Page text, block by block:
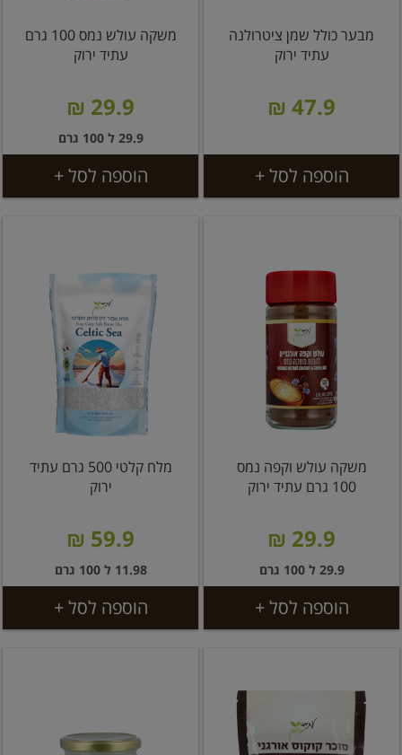
מבער כולל שמן ציטרולנה
עתיד ירוק
47.9 ₪
הוספה לסל +
משקה עולש נמס 100 גרם
עתיד ירוק
29.9 ₪
29.9 ל 100 גרם
הוספה לסל +
משקה עולש וקפה נמס
100 גרם עתיד ירוק
29.9 ₪
29.9 ל 100 גרם
הוספה לסל +
מלח קלטי 500 גרם עתיד
ירוק
59.9 ₪
11.98 ל 100 גרם
הוספה לסל +